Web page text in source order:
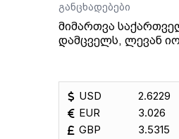
განცხადებები
მიმართვა
დამცველს, ლევან
USD
EUR
GBP
2.6229
3.026
3.5315